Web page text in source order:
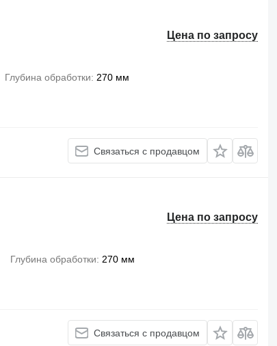
Цена по запросу
Глубина обработки
270 мм
Связаться с продавцом
Цена по запросу
Глубина обработки
270 мм
Связаться с продавцом